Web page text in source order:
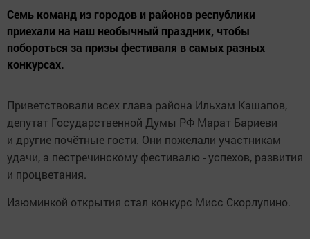
Семь команд из городов и районов республики
приехали на наш необычный праздник, чтобы
побороться за призы фестиваля в самых разных
конкурсах.
Приветствовали всех глава района Ильхам Кашапов,
депутат Государственной Думы РФ Марат Бариеви
и другие почётные гости. Они пожелали участникам
удачи, а пестречинскому фестивалю - успехов, развития
и процветания.
Изюминкой открытия стал конкурс Мисс Скорлупино.